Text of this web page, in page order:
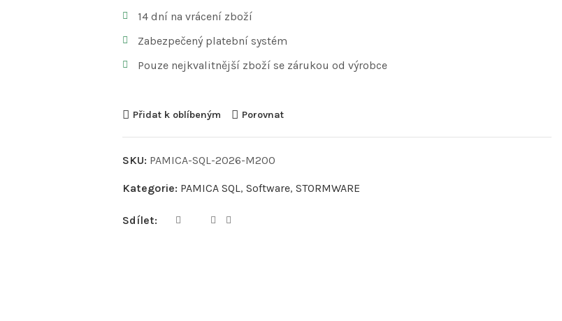
14 dní na vrácení zboží
Zabezpečený platební systém
Pouze nejkvalitnější zboží se zárukou od výrobce
Přidat k oblíbeným Porovnat
SKU: PAMICA-SQL-2026-M200
Kategorie: PAMICA SQL , Software, STORMWARE
Sdílet: